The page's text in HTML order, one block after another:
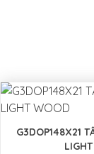
G3DOP148X21